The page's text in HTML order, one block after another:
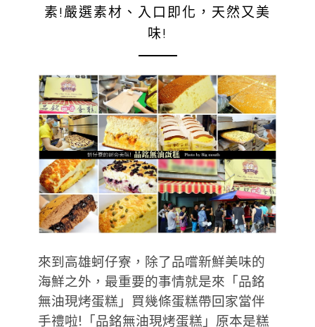
素!嚴選素材、入口即化，天然又美
味!
來到高雄蚵仔寮，除了品嚐新鮮美味的
海鮮之外，最重要的事情就是來「品銘
無油現烤蛋糕」買幾條蛋糕帶回家當伴
手禮啦!「品銘無油現烤蛋糕」原本是糕